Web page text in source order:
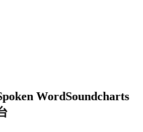
WordSoundcharts